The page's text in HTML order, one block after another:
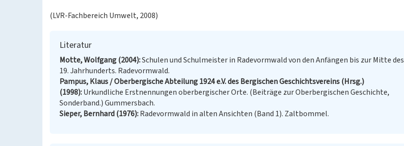
(LVR-Fachbereich Umwelt, 2008)
Literatur
Motte, Wolfgang (2004) Schulen und Schulmeister in Radevormwald von den Anfängen bis zur Mitte des
19. Jahrhunderts. Radevormwald.
Pampus, Klaus / Oberbergische Abteilung 1924 e.V. des Bergischen Geschichtsvereins (Hrsg.)
(1998) Urkundliche Erstnennungen oberbergischer Orte. (Beiträge zur Oberbergischen Geschichte,
Sonderband.) Gummersbach.
Sieper, Bernhard (1976) Radevormwald in alten Ansichten (Band 1). Zaltbommel.